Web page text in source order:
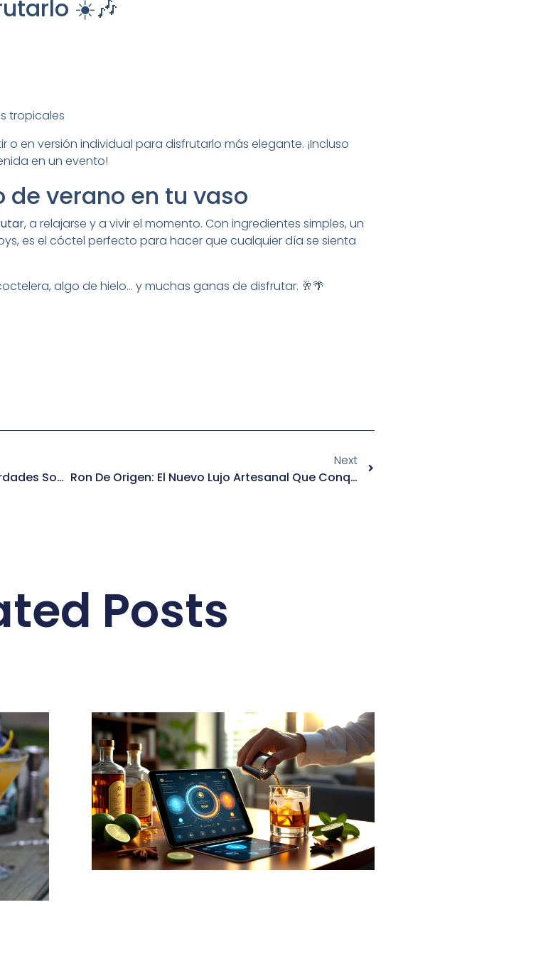
☀️🎶
tropicales
en versión individual para disfrutarlo más elegante. ¡Incluso
en un evento!
de verano en tu vaso
, a relajarse y a vivir el momento. Con ingredientes simples, un
es el cóctel perfecto para hacer que cualquier día se sienta
algo de hielo… y muchas ganas de disfrutar. 🥂🌴
¿El Ron Engorda? Calorías, Mitos Y Verdades Sobre El Ron En La Dieta 🥃⚖️
Next
Ron De Origen: El Nuevo Lujo Artesanal Que Conquista Paladares
Posts